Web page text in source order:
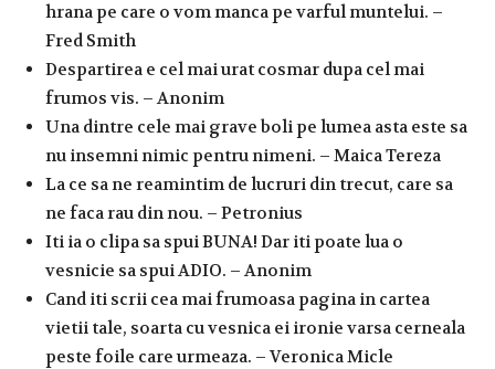
hrana pe care o vom manca pe varful muntelui. –
Fred Smith
Despartirea e cel mai urat cosmar dupa cel mai
frumos vis. – Anonim
Una dintre cele mai grave boli pe lumea asta este sa
nu insemni nimic pentru nimeni. – Maica Tereza
La ce sa ne reamintim de lucruri din trecut, care sa
ne faca rau din nou. – Petronius
Iti ia o clipa sa spui BUNA! Dar iti poate lua o
vesnicie sa spui ADIO. – Anonim
Cand iti scrii cea mai frumoasa pagina in cartea
vietii tale, soarta cu vesnica ei ironie varsa cerneala
peste foile care urmeaza. – Veronica Micle